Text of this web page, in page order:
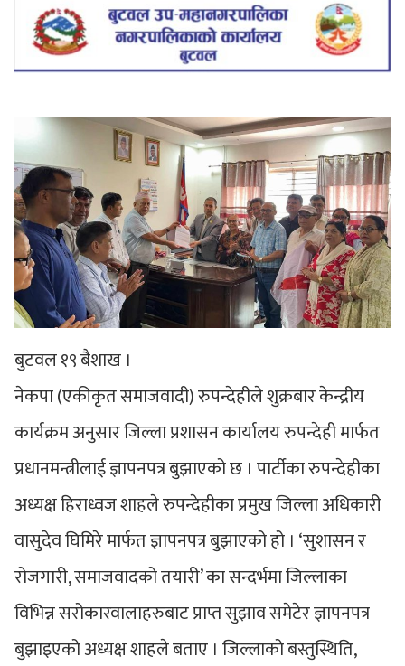
बुटवल १९ बैशाख ।
नेकपा (एकीकृत समाजवादी) रुपन्देहीले शुक्रबार केन्द्रीय
कार्यक्रम अनुसार जिल्ला प्रशासन कार्यालय रुपन्देही मार्फत
प्रधानमन्त्रीलाई ज्ञापनपत्र बुझाएको छ । पार्टीका रुपन्देहीका
अध्यक्ष हिराध्वज शाहले रुपन्देहीका प्रमुख जिल्ला अधिकारी
वासुदेव घिमिरे मार्फत ज्ञापनपत्र बुझाएको हो । ‘सुशासन र
रोजगारी, समाजवादको तयारी’ का सन्दर्भमा जिल्लाका
विभिन्न सरोकारवालाहरुबाट प्राप्त सुझाव समेटेर ज्ञापनपत्र
बुझाइएको अध्यक्ष शाहले बताए । जिल्लाको बस्तुस्थिति,